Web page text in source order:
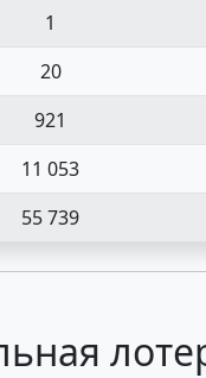
1
20
921
11 053
55 739